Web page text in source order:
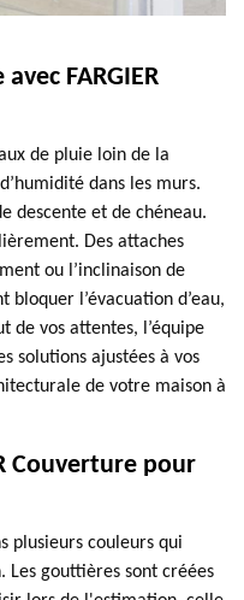
FARGIER
de pluie loin de la
dans les murs.
descente et de chéneau.
Des attaches
ou l’inclinaison de
l’évacuation d’eau,
de vos attentes, l’équipe
solutions ajustées à vos
de votre maison à
Couverture pour
plusieurs couleurs qui
gouttières sont créées